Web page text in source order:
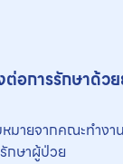
อการรักษาด้วย
ายจากคณะทำง
กษาผู้ป่วย